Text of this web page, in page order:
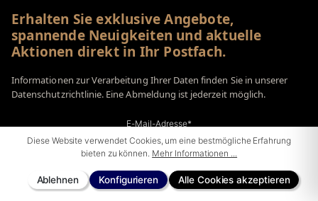
Erhalten Sie exklusive Angebote,
spannende Neuigkeiten und aktuelle
Aktionen direkt in Ihr Postfach.
Informationen zur Verarbeitung Ihrer Daten finden Sie in unserer
Datenschutzrichtlinie. Eine Abmeldung ist jederzeit möglich.
E-Mail-Adresse*
Diese Website verwendet Cookies, um eine bestmögliche Erfahrung
bieten zu können. Mehr Informationen ...
Ablehnen Konfigurieren Alle Cookies akzeptieren